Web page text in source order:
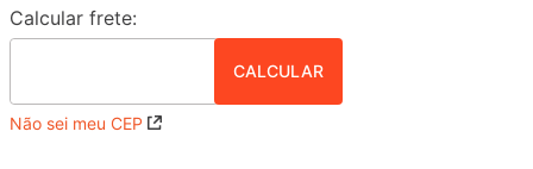
Não sei meu CEP